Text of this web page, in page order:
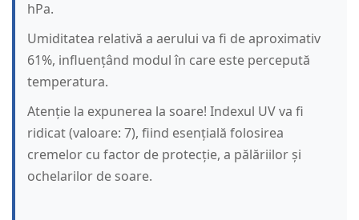
hPa.
Umiditatea relativă a aerului va fi de aproximativ
61%, influențând modul în care este percepută
temperatura.
Atenție la expunerea la soare! Indexul UV va fi
ridicat (valoare: 7), fiind esențială folosirea
cremelor cu factor de protecție, a pălăriilor și
ochelarilor de soare.